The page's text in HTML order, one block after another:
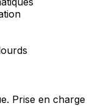
. Prise en